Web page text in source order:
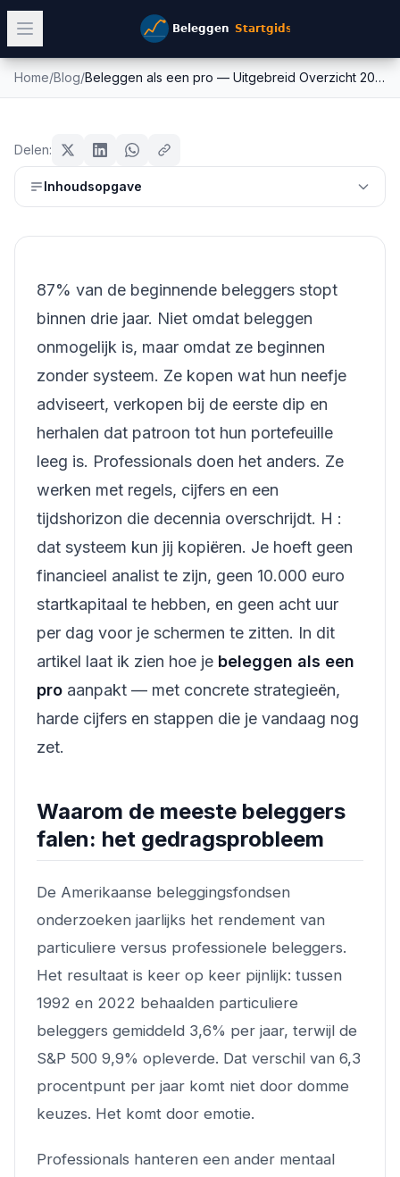
Home/Blog/ Beleggen als een pro — Uitgebreid Overzicht 2026
Overzicht 2026
7 juni 202610min leestijd
Delen:
Inhoudsopgave
87% van de beginnende beleggers stopt
binnen drie jaar. Niet omdat beleggen
onmogelijk is, maar omdat ze beginnen
zonder systeem. Ze kopen wat hun neefje
adviseert, verkopen bij de eerste dip en
herhalen dat patroon tot hun portefeuille
leeg is. Professionals doen het anders. Ze
werken met regels, cijfers en een
tijdshorizon die decennia overschrijdt. H :
dat systeem kun jij kopiëren. Je hoeft geen
financieel analist te zijn, geen 10.000 euro
startkapitaal te hebben, en geen acht uur
per dag voor je schermen te zitten. In dit
artikel laat ik zien hoe je beleggen als een
pro aanpakt — met concrete strategieën,
harde cijfers en stappen die je vandaag nog
zet.
Waarom de meeste beleggers
falen: het gedragsprobleem
De Amerikaanse beleggingsfondsen
onderzoeken jaarlijks het rendement van
particuliere versus professionele beleggers.
Het resultaat is keer op keer pijnlijk: tussen
1992 en 2022 behaalden particuliere
beleggers gemiddeld 3,6% per jaar, terwijl de
S&P 500 9,9% opleverde. Dat verschil van 6,3
procentpunt per jaar komt niet door domme
keuzes. Het komt door emotie.
Professionals hanteren een ander mentaal